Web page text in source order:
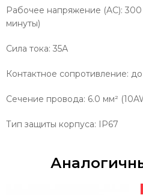
Рабочее напряжение (AC):
минуты)
Сила тока: 35А
Контактное сопротивление:
Сечение провода: 6.0 мм²
Тип защиты корпуса: IP67